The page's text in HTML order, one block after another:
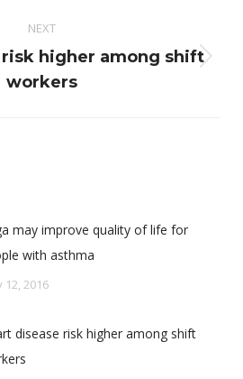
NEXT
Next
post:
risk higher among shift
workers
may improve quality of life for
with asthma
12, 2016
disease risk higher among shift